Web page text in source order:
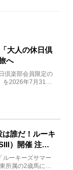
大人の休日倶
へ
倶楽部会員限定の
を2026年7月31日
誰だ！ルーキ
）開催 注目
ク
ルーキーズサマー
所属の2歳馬によ